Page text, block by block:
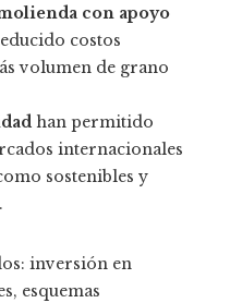
con apoyo
costos
volumen de grano
han permitido
internacionales
sostenibles y
inversión en
esquemas